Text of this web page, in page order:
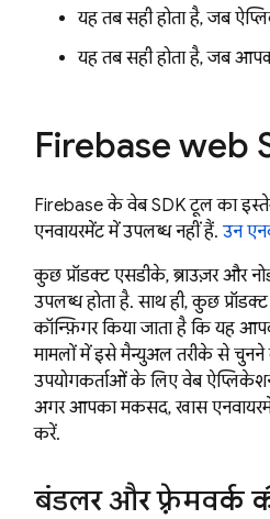
यह तब सही होता है, जब
यह तब सही होता है, जब
Firebase web
Firebase के वेब SDK टूल का
एनवायरमेंट में उपलब्ध नहीं हैं. उन
कुछ प्रॉडक्ट एसडीके, ब्राउज़र और
उपलब्ध होता है. साथ ही, कुछ
कॉन्फ़िगर किया जाता है कि यह
मामलों में इसे मैन्युअल तरीके से चुनने
उपयोगकर्ताओं के लिए वेब
अगर आपका मकसद, खास
करें.
बंडलर और फ़्रेमवर्क